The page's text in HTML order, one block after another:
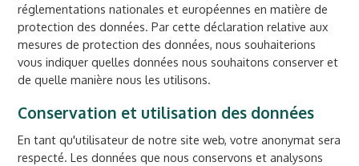
réglementations nationales et européennes en matière de
protection des données. Par cette déclaration relative aux
mesures de protection des données, nous souhaiterions
vous indiquer quelles données nous souhaitons conserver et
de quelle manière nous les utilisons.
Conservation et utilisation des données
En tant qu'utilisateur de notre site web, votre anonymat sera
respecté. Les données que nous conservons et analysons